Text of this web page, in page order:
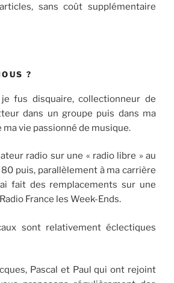
sans coût supplémentaire
?
fus disquaire, collectionneur de
dans un groupe puis dans ma
ma vie passionné de musique.
radio sur une « radio libre » au
puis, parallèlement à ma carrière
fait des remplacements sur une
France les Week-Ends.
sont relativement éclectiques
Pascal et Paul qui ont rejoint